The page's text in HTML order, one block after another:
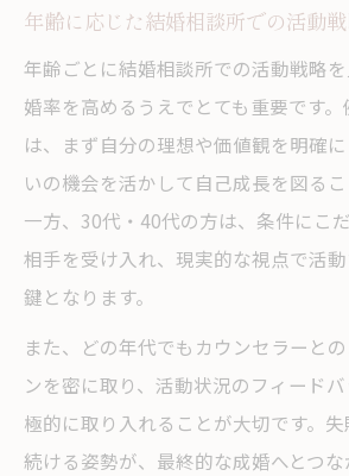
年齢に応じた結婚相談所での活動
年齢ごとに結婚相談所での活動戦略
婚率を高めるうえでとても重要です
は、まず自分の理想や価値観を明確
いの機会を活かして自己成長を図るこ
一方、30代・40代の方は、条件にこ
相手を受け入れ、現実的な視点で活
鍵となります。
また、どの年代でもカウンセラーと
ンを密に取り、活動状況のフィード
極的に取り入れることが大切です。
続ける姿勢が、最終的な成婚へとつ